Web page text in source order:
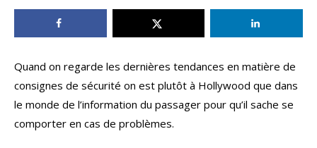
Quand on regarde les dernières tendances en matière de
consignes de sécurité on est plutôt à Hollywood que dans
le monde de l’information du passager pour qu’il sache se
comporter en cas de problèmes.